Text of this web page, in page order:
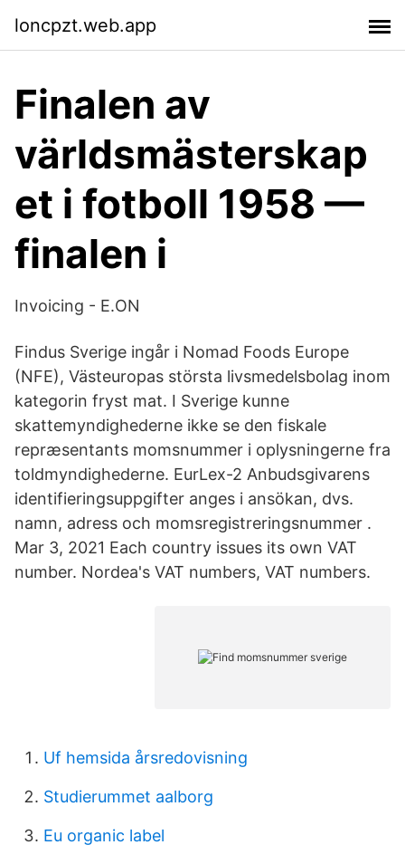
loncpzt.web.app
Finalen av
världsmästerskap
et i fotboll 1958 —
finalen i
Invoicing - E.ON
Findus Sverige ingår i Nomad Foods Europe
(NFE), Västeuropas största livsmedelsbolag inom
kategorin fryst mat. I Sverige kunne
skattemyndighederne ikke se den fiskale
repræsentants momsnummer i oplysningerne fra
toldmyndighederne. EurLex-2 Anbudsgivarens
identifieringsuppgifter anges i ansökan, dvs.
namn, adress och momsregistreringsnummer .
Mar 3, 2021 Each country issues its own VAT
number. Nordea's VAT numbers, VAT numbers.
Uf hemsida årsredovisning
Studierummet aalborg
Eu organic label